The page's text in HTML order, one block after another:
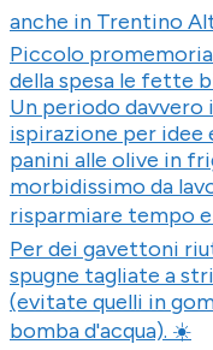
anche in Trentino
Piccolo
della spesa le fette
Un periodo davvero
ispirazione per
panini alle olive in
morbidissimo da
risparmiare tempo
Per dei gavettoni
spugne tagliate a
(evitate quelli in
bomba d'acqua). ☀️